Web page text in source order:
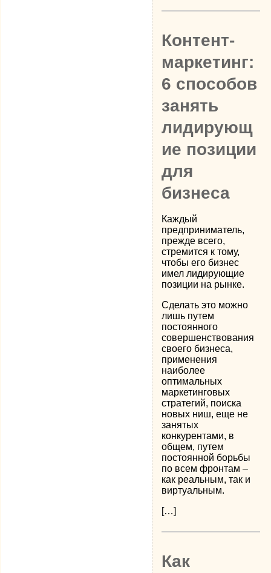
Контент-
маркетинг:
6 способов
занять
лидирующ
ие позиции
для
бизнеса
Каждый
предприниматель,
прежде всего,
стремится к тому,
чтобы его бизнес
имел лидирующие
позиции на рынке.
Сделать это можно
лишь путем
постоянного
совершенствования
своего бизнеса,
применения
наиболее
оптимальных
маркетинговых
стратегий, поиска
новых ниш, еще не
занятых
конкурентами, в
общем, путем
постоянной борьбы
по всем фронтам –
как реальным, так и
виртуальным.
[…]
Как